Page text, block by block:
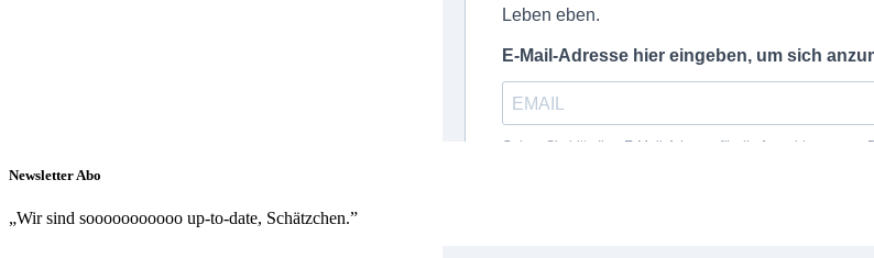
Newsletter Abo
„Wir sind sooooooooooo up-to-date, Schätzchen.”